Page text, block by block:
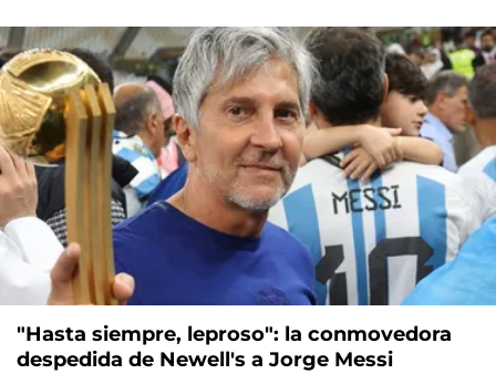
"Hasta siempre, leproso": la conmovedora
despedida de Newell's a Jorge Messi